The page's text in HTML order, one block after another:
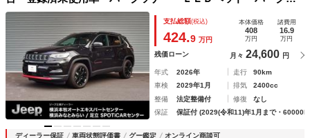
シスト アイドリングストップ ルーフレール オートクルー
ズコントロール スマートキー レーンキープ 認定中古車
支払総額(税込)
424.9 万円
本体価格
408
万円
諸費用
16.9
万円
残価ローン 月々 24,600 円
年式 2026年 走行
90km
車検
2029年1月 排気
2400cc
整備
法定整備付 修復
なし
保証
保証付 (2029(令和11)年1月まで・
ディーラー保証 車両状態評価書 グー鑑定 オンライン商談可